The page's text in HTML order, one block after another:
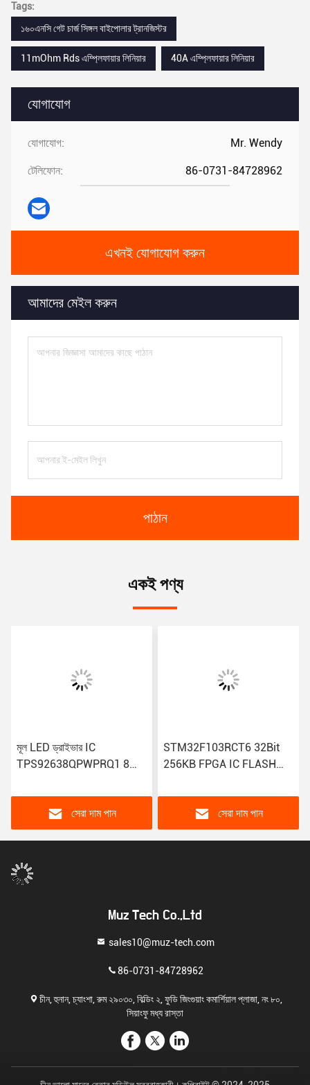
যোগাযোগ
যোগাযোগ: Mr. Wendy
টেলিফোন: 86-0731-84728962
এখনই যোগাযোগ করুন
আমাদের মেইল ​​করুন
পাঠান
Tags:
১৬০এনসি গেট চার্জ সিঙ্গল বাইপোলার ট্রানজিস্টর
11mOhm Rds এম্প্লিফায়ার লিনিয়ার 40A এম্প্লিফায়ার লিনিয়ার
একই পণ্য
মূল LED ড্রাইভার IC
TPS92638QPWPRQ1 8
20-HTSSOP PWM ডিমিং
সেরা দাম পান
STM32F103RCT6 32Bit
256KB FPGA IC FLASH
নমনীয় সংযোগ সহ
সেরা দাম পান
Muz Tech Co.,Ltd
sales10@muz-tech.com
86-0731-84728962
চীন, হুনান, চ্যাংশা, রুম ২৯০৩০, বিল্ডিং ২, ফুডি জিংগুয়াং কমার্শিয়াল প্লাজা, নং ৮০,
সিয়াংফু মধ্য রাস্তা